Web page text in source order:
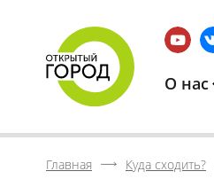
О нас
Главная Куда сходить?